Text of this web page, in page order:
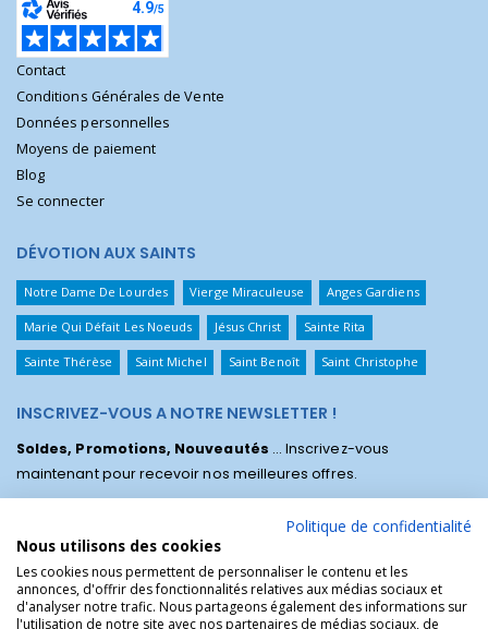
Contact
Conditions Générales de Vente
Données personnelles
Moyens de paiement
Blog
Se connecter
DÉVOTION AUX SAINTS
Notre Dame De Lourdes Vierge Miraculeuse Anges Gardiens
Marie Qui Défait Les Noeuds Jésus Christ Sainte Rita
Sainte Thérèse Saint Michel Saint Benoît Saint Christophe
INSCRIVEZ-VOUS A NOTRE NEWSLETTER !
Soldes, Promotions, Nouveautés ... Inscrivez-vous
maintenant pour recevoir nos meilleures offres.
Politique de confidentialité
Nous utilisons des cookies
Les cookies nous permettent de personnaliser le contenu et les
annonces, d'offrir des fonctionnalités relatives aux médias sociaux et
d'analyser notre trafic. Nous partageons également des informations sur
l'utilisation de notre site avec nos partenaires de médias sociaux, de